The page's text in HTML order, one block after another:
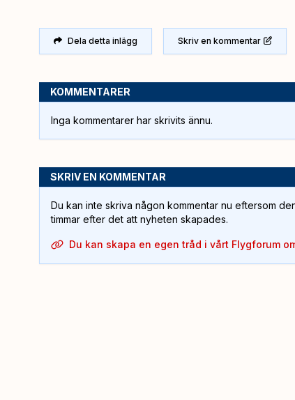
Dela detta inlägg Skriv en kommentar
KOMMENTARER
Inga kommentarer har skrivits ännu.
SKRIV EN KOMMENTAR
Du kan inte skriva någon kommentar nu eftersom
timmar efter det att nyheten skapades.
Du kan skapa en egen tråd i vårt Flygforum